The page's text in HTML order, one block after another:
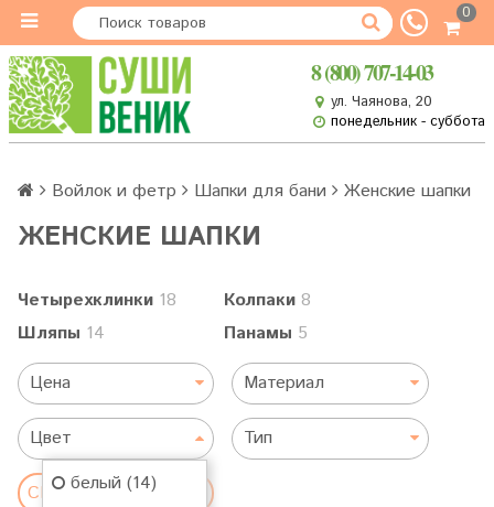
0
8 (800) 707-14-03
ул. Чаянова, 20
понедельник - суббота
Войлок и фетр Шапки для бани Женские шапки
ЖЕНСКИЕ ШАПКИ
Четырехклинки 18 Колпаки 8
Шляпы 14 Панамы 5
Цена
Материал
Цвет
белый (14)
Тип
СБРОСИТЬ ФИЛЬТР